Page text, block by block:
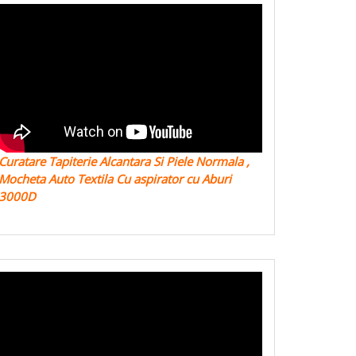
Tapiterie Alcantara Si Piele Normala ,
Auto Textila Cu aspirator cu Aburi